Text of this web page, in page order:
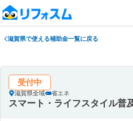
滋賀県で使える補助金一覧に戻る
受付中
滋賀県全域 省エネ
スマート・ライフスタイル普